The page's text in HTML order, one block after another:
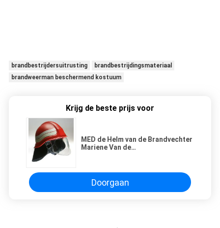
brandbestrijdersuitrusting
brandbestrijdingsmateriaal
brandweerman beschermend kostuum
Krijg de beste prijs voor
MED de Helm van de Brandvechter
Mariene Van de
Doorgaan